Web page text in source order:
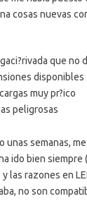
cosas nuevas
que no
disponibles
muy pr?ico
peligrosas
unas semanas,
ido bien siempre
las razones en
no son